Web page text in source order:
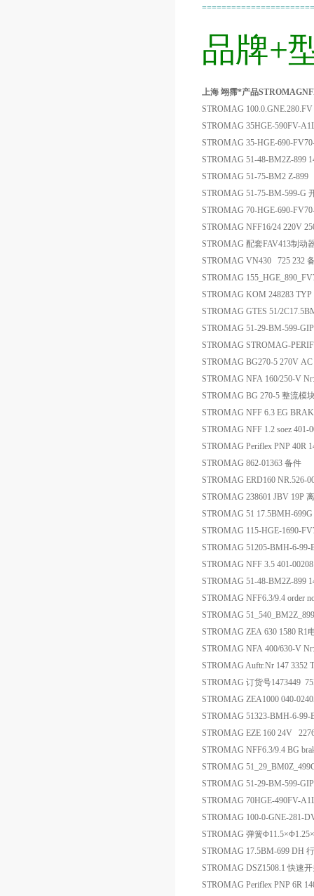
品牌+
上海 翊霈*产品
STROMAG
STROMAG 35HGE-590FV-
STROMAG 35-HGE-690-
STROMAG 51-48-BM2Z-899
STROMAG 51-75-BM2 Z-899
STROMAG 51-75-BM-599-G
STROMAG 70-HGE-690-
STROMAG NFF16/24 220V
STROMAG 配套FAV413制动
STROMAG VN430 725 232
STROMAG
STROMAG KOM 248283
STROMAG GTES 51/
STROMAG 51-29-BM-599-
STROMAG STROMAG-
STROMAG BG270-5 270V
STROMAG NFA 160/250-V
STROMAG BG 270-5 整流模
STROMAG NFF 6.3 EG
STROMAG NFF 1.2 soez 401-
STROMAG Periflex PNP 40R
STROMAG 862-01363 备件
STROMAG ERD160 NR.526-
STROMAG 238601 JBV 19P
STROMAG 51 17.5BMH-
STROMAG 115-HGE-1690-
STROMAG 51205-BMH-6-99-
STROMAG NFF 3.5 401-
STROMAG 51-48-BM2Z-899
STROMAG NFF6.3/9.4 order
STROMAG
STROMAG ZEA 630 1580 R1
STROMAG NFA 400/630-V
STROMAG Auftr.Nr 147 3352
STROMAG 订货号1473449
STROMAG ZEA1000 040-
STROMAG 51323-BMH-6-99-
STROMAG EZE 160 24V
STROMAG NFF6.3/9.4 BG
STROMAG
STROMAG 51-29-BM-599-
STROMAG 70HGE-490FV-
STROMAG 100-0-GNE-281-
STROMAG 弹簧
STROMAG 17.5BM-699 DH
STROMAG DSZ1508.1 快速
STROMAG Periflex PNP 6R